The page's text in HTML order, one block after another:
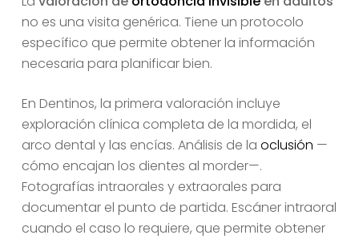
no es una visita genérica. Tiene un protocolo
específico que permite obtener la información
necesaria para planificar bien.
En Dentinos, la primera valoración incluye
exploración clínica completa de la mordida, el
arco dental y las encías. Análisis de la oclusión —
cómo encajan los dientes al morder—.
Fotografías intraorales y extraorales para
documentar el punto de partida. Escáner intraoral
cuando el caso lo requiere, que permite obtener